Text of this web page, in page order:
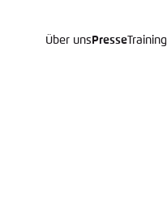
Über uns PresseTraining